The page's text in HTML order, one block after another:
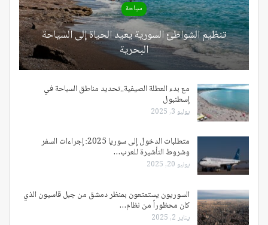
سياحة
تنظيم الشواطئ السورية يعيد الحياة إلى السياحة
البحرية
مع بدء العطلة الصيفية..تحديد مناطق السباحة في
إسطنبول
يوليو 3, 2025
متطلبات الدخول إلى سوريا 2025: إجراءات السفر
وشروط التأشيرة للعرب…
يونيو 20, 2025
السوريون يستمتعون بمنظر دمشق من جبل قاسيون الذي
كان محظوراً من نظام…
يناير 2, 2025